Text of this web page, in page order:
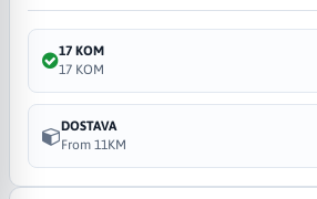
17 KOM
17 KOM
DOSTAVA
From 11KM